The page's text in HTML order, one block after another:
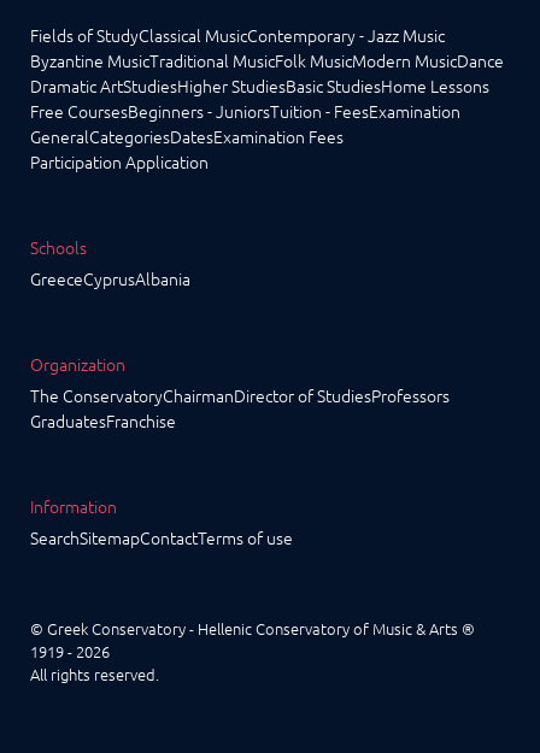
Fields of StudyClassical MusicContemporary - Jazz Music
Byzantine MusicTraditional MusicFolk MusicModern MusicDance
Dramatic ArtStudiesHigher StudiesBasic StudiesHome Lessons
Free CoursesBeginners - JuniorsTuition - FeesExamination
GeneralCategoriesDatesExamination Fees
Participation Application
Schools
GreeceCyprusAlbania
Organization
The ConservatoryChairmanDirector of StudiesProfessors
GraduatesFranchise
Information
SearchSitemapContactTerms of use
© Greek Conservatory - Hellenic Conservatory of Music & Arts ®
1919 - 2026
All rights reserved.